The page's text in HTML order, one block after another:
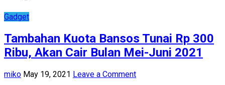
Gadget
Tambahan Kuota Bansos Tunai Rp 300
Ribu, Akan Cair Bulan Mei-Juni 2021
miko May 19, 2021 Leave a Comment